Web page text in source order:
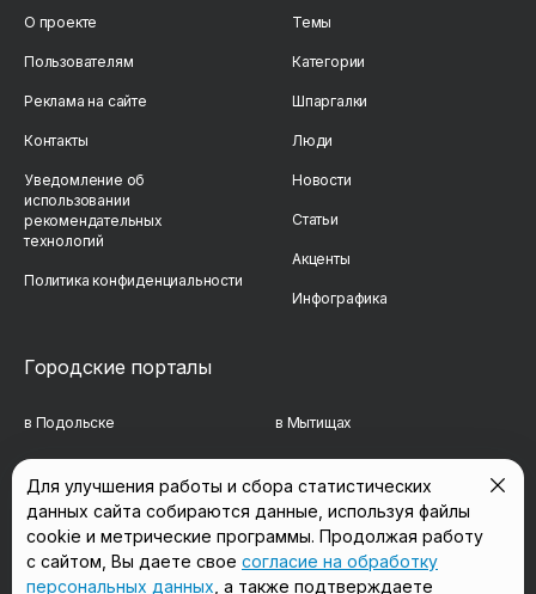
О проекте
Пользователям
Реклама на сайте
Контакты
Уведомление об
использовании
рекомендательных
технологий
Политика конфиденциальности
Темы
Категории
Шпаргалки
Люди
Новости
Статьи
Акценты
Инфографика
Городские порталы
в Подольске в Мытищах
в Сергиевом Посаде в Люберцах
в Красногорске в Королёве
Для улучшения работы и сбора статистических
данных сайта собираются данные, используя файлы
cookie и метрические программы. Продолжая работу
с сайтом, Вы даете свое согласие на обработку
персональных данных , а также подтверждаете